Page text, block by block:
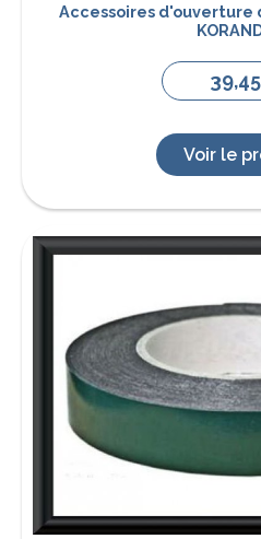
Accessoires d'ouverture
39,45
Voir le